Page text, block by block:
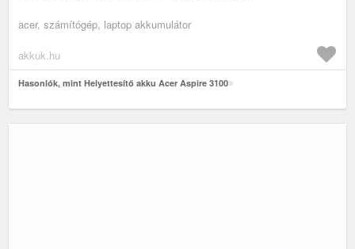
acer, számítógép, laptop akkumulátor
akkuk.hu
Hasonlók, mint Helyettesítő akku Acer Aspire 3100